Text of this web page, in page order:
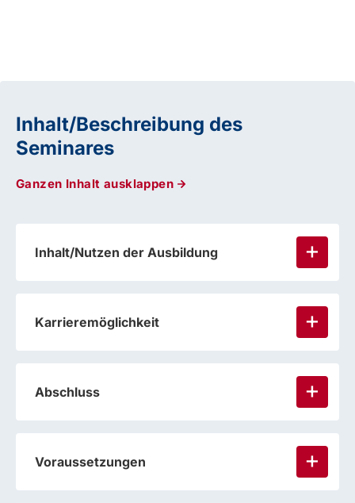
Inhalt/Beschreibung des
Seminares
Ganzen Inhalt ausklappen
Inhalt/Nutzen der Ausbildung
Karrieremöglichkeit
Abschluss
Voraussetzungen